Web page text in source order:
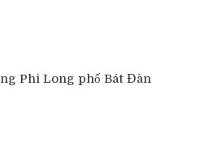
Phi Long phố Bát Đàn